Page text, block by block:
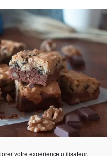
votre expérience utilisateur.